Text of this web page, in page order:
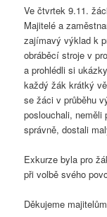
Ve čtvrtek 9.11.
Majitelé a
zajímavý výklad k
obráběcí stroje v
a prohlédli si
každý žák krátký
se žáci v průběhu
poslouchali,
správně, dostali
Exkurze byla pro
při volbě svého
Děkujeme